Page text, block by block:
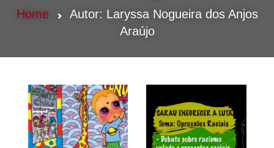
Home Autor: Laryssa Nogueira dos Anjos
Araújo